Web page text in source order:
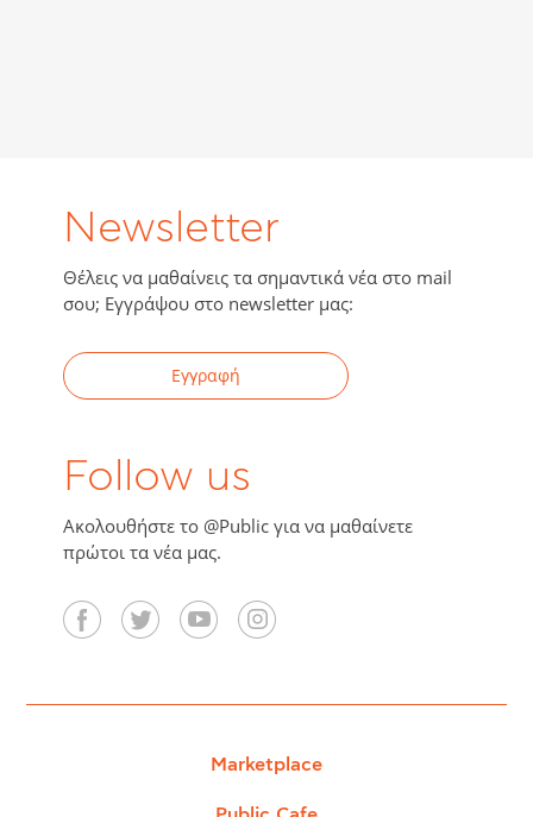
Marketplace
Newsletter
Θέλεις να μαθαίνεις τα σημαντικά νέα στο mail
σου; Εγγράψου στο newsletter μας:
Εγγραφή
Follow us
Ακολουθήστε το @Public για να μαθαίνετε
πρώτοι τα νέα μας.